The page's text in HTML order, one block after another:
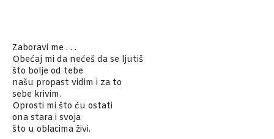
Zaboravi me . . .
Obećaj mi da nećeš da se ljutiš
što bolje od tebe
našu propast vidim i za to
sebe krivim.
Oprosti mi što ću ostati
ona stara i svoja
što u oblacima živi.